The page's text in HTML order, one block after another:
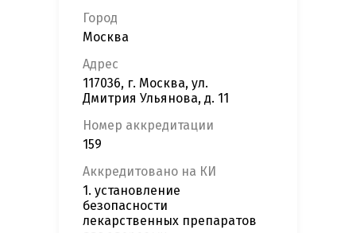
Город
Москва
Адрес
117036, г. Москва, ул.
Дмитрия Ульянова, д. 11
Номер аккредитации
159
Аккредитовано на КИ
1. установление
безопасности
лекарственных препаратов